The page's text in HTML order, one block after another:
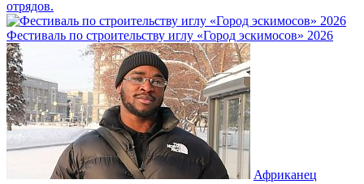
отрядов.
Фестиваль по строительству иглу «Город эскимосов» 2026
Африканец